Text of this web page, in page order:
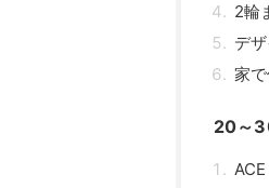
2輪
デ
家
20～